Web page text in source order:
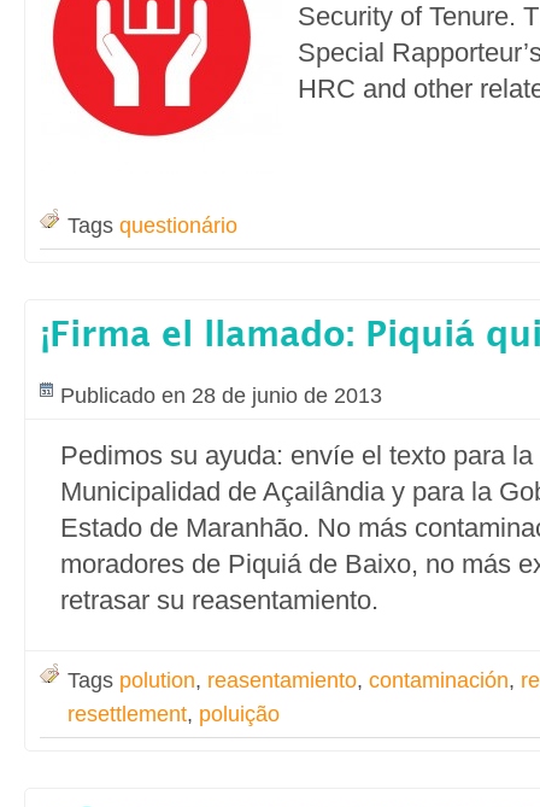
Security of Tenure.
Special
HRC and other
Tags questionário
¡Firma el llamado: Piquiá
Publicado en 28 de junio de 2013
Pedimos su ayuda: envíe el texto para
Municipalidad de Açailândia y para la
Estado de Maranhão. No más
moradores de Piquiá de Baixo, no más
retrasar su reasentamiento.
Tags polution, reasentamiento, contaminación,
resettlement, poluição